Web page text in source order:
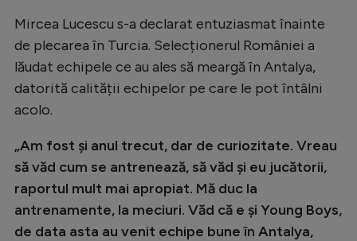
Mircea Lucescu s-a declarat entuziasmat înainte
de plecarea în Turcia. Selecționerul României a
lăudat echipele ce au ales să meargă în Antalya,
datorită calității echipelor pe care le pot întâlni
acolo.
„Am fost și anul trecut, dar de curiozitate. Vreau
să văd cum se antrenează, să văd și eu jucătorii,
raportul mult mai apropiat. Mă duc la
antrenamente, la meciuri. Văd că e și Young Boys,
de data asta au venit echipe bune în Antalya,